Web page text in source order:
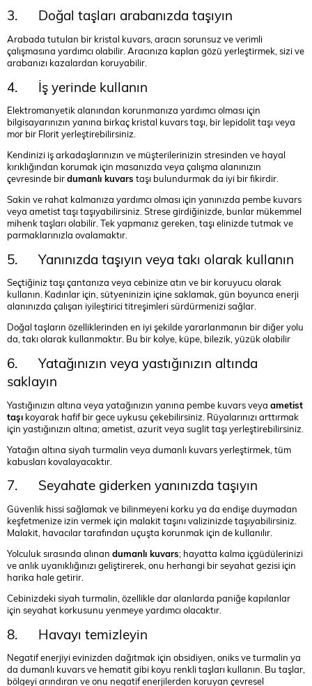
3. Doğal taşları arabanızda taşıyın
Arabada tutulan bir kristal kuvars, aracın sorunsuz ve verimli
çalışmasına yardımcı olabilir. Aracınıza kaplan gözü yerleştirmek, sizi ve
arabanızı kazalardan koruyabilir.
4. İş yerinde kullanın
Elektromanyetik alanından korunmanıza yardımcı olması için
bilgisayarınızın yanına birkaç kristal kuvars taşı, bir lepidolit taşı veya
mor bir Florit yerleştirebilirsiniz.
Kendinizi iş arkadaşlarınızın ve müşterilerinizin stresinden ve hayal
kırıklığından korumak için masanızda veya çalışma alanınızın
çevresinde birdumanlı kuvars taşı bulundurmak da iyi bir fikirdir.
Sakin ve rahat kalmanıza yardımcı olması için yanınızda pembe kuvars
veya ametist taşı taşıyabilirsiniz. Strese girdiğinizde, bunlar mükemmel
mihenk taşları olabilir. Tek yapmanız gereken, taşı elinizde tutmak ve
parmaklarınızla ovalamaktır.
5. Yanınızda taşıyın veya takı olarak kullanın
Seçtiğiniz taşı çantanıza veya cebinize atın ve bir koruyucu olarak
kullanın. Kadınlar için, sütyeninizin içine saklamak, gün boyunca enerji
alanınızda çalışan iyileştirici titreşimleri sürdürmenizi sağlar.
Doğal taşların özelliklerinden en iyi şekilde yararlanmanın bir diğer yolu
da, takı olarak kullanmaktır. Bu bir kolye, küpe, bilezik, yüzük olabilir
6. Yatağınızın veya yastığınızın altında
saklayın
Yastığınızın altına veya yatağınızın yanına pembe kuvars veya ametist
taşı koyarak hafif bir gece uykusu çekebilirsiniz. Rüyalarınızı arttırmak
için yastığınızın altına; ametist, azurit veya suglit taşı yerleştirebilirsiniz.
Yatağın altına siyah turmalin veya dumanlı kuvars yerleştirmek, tüm
kabusları kovalayacaktır.
7. Seyahate giderken yanınızda taşıyın
Güvenlik hissi sağlamak ve bilinmeyeni korku ya da endişe duymadan
keşfetmenize izin vermek için malakit taşını valizinizde taşıyabilirsiniz.
Malakit, havacılar tarafından uçuşta korunmak için de kullanılır.
Yolculuk sırasında alınan dumanlı kuvars; hayatta kalma içgüdülerinizi
ve anlık uyanıklığınızı geliştirerek, onu herhangi bir seyahat gezisi için
harika hale getirir.
Cebinizdeki siyah turmalin, özellikle dar alanlarda paniğe kapılanlar
için seyahat korkusunu yenmeye yardımcı olacaktır.
8. Havayı temizleyin
Negatif enerjiyi evinizden dağıtmak için obsidiyen, oniks ve turmalin ya
da dumanlı kuvars ve hematit gibi koyu renkli taşları kullanın. Bu taşlar,
bölgeyi arındıran ve onu negatif enerjilerden koruyan çevresel